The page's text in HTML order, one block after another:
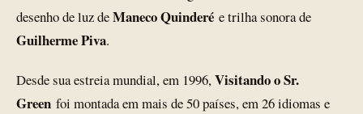
desenho de luz deManeco Quinderé e trilha sonora de
Guilherme Piva.
Desde sua estreia mundial, em 1996,Visitando o Sr.
Green foi montada em mais de 50 países, em 26 idiomas e